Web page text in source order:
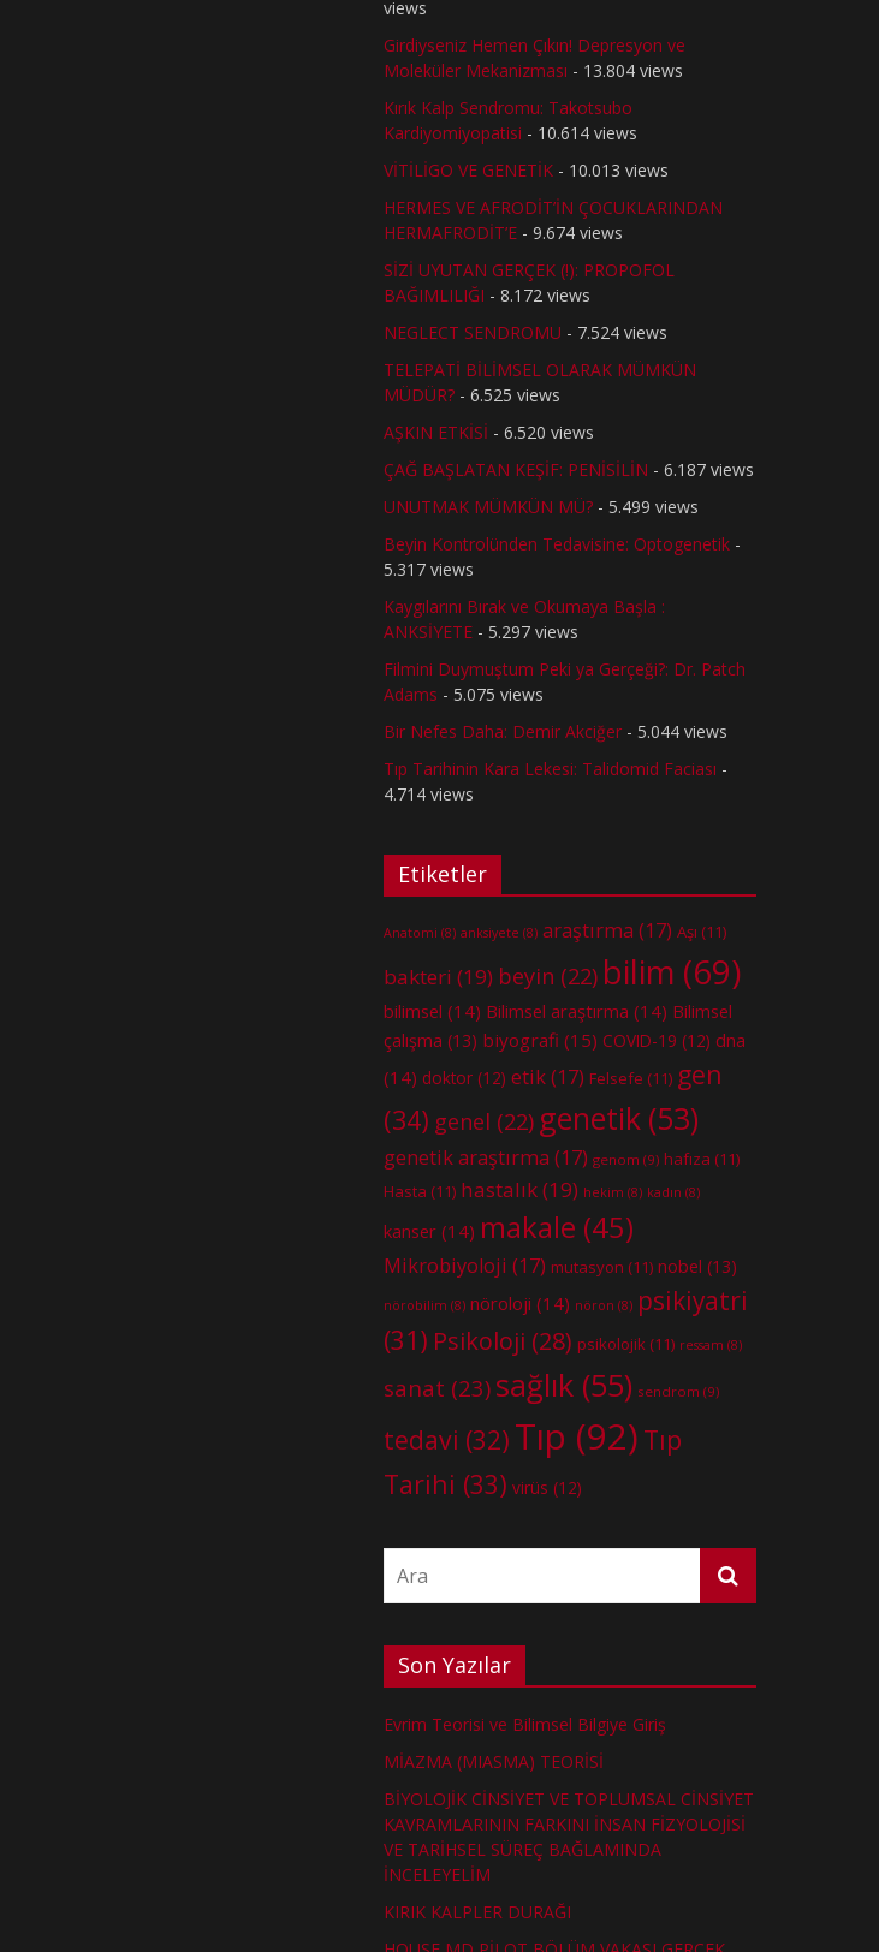
views
Girdiyseniz Hemen Çıkın! Depresyon ve
Moleküler Mekanizması - 13.804 views
Kırık Kalp Sendromu: Takotsubo
Kardiyomiyopatisi - 10.614 views
VİTİLİGO VE GENETİK - 10.013 views
HERMES VE AFRODİT’İN ÇOCUKLARINDAN
HERMAFRODİT’E - 9.674 views
SİZİ UYUTAN GERÇEK (!): PROPOFOL
BAĞIMLILIĞI - 8.172 views
NEGLECT SENDROMU - 7.524 views
TELEPATİ BİLİMSEL OLARAK MÜMKÜN
MÜDÜR? - 6.525 views
AŞKIN ETKİSİ - 6.520 views
ÇAĞ BAŞLATAN KEŞİF: PENİSİLİN - 6.187 views
UNUTMAK MÜMKÜN MÜ? - 5.499 views
Beyin Kontrolünden Tedavisine: Optogenetik -
5.317 views
Kaygılarını Bırak ve Okumaya Başla :
ANKSİYETE - 5.297 views
Filmini Duymuştum Peki ya Gerçeği?: Dr. Patch
Adams - 5.075 views
Bir Nefes Daha: Demir Akciğer - 5.044 views
Tıp Tarihinin Kara Lekesi: Talidomid Faciası -
4.714 views
Etiketler
Anatomi (8) anksiyete (8) araştırma (17) Aşı (11)
bakteri (19) beyin (22) bilim (69)
bilimsel (14) Bilimsel araştırma (14) Bilimsel
çalışma (13) biyografi (15) COVID-19 (12) dna
(14) doktor (12) etik(17) Felsefe (11) gen
(34) genel (22) genetik (53)
genetik araştırma (17) genom (9) hafıza (11)
Hasta (11) hastalık(19) hekim (8) kadın (8)
kanser (14) makale (45)
Mikrobiyoloji (17) mutasyon (11) nobel (13)
nörobilim (8) nöroloji (14) nöron (8) psikiyatri
(31) Psikoloji (28) psikolojik (11) ressam (8)
sanat (23) sağlık (55) sendrom (9)
tedavi (32) Tıp (92) Tıp
Tarihi (33) virüs (12)
Son Yazılar
Evrim Teorisi ve Bilimsel Bilgiye Giriş
MİAZMA (MIASMA) TEORİSİ
BİYOLOJİK CİNSİYET VE TOPLUMSAL CİNSİYET
KAVRAMLARININ FARKINI İNSAN FİZYOLOJİSİ
VE TARİHSEL SÜREÇ BAĞLAMINDA
İNCELEYELİM
KIRIK KALPLER DURAĞI